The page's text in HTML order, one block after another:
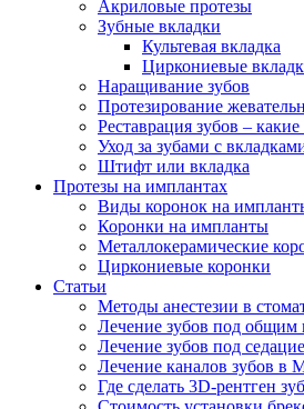
Акриловые протезы
Зубные вкладки
Культевая вкладка
Циркониевые
Наращивание зубов
Протезирование
Реставрация зубов –
Уход за зубами с
Штифт или вкладка
Протезы на имплантах
Виды коронок на
Коронки на импланты
Металлокерамические
Циркониевые коронки
Статьи
Методы анестезии в
Лечение зубов под общим
Лечение зубов под
Лечение каналов зубов в
Где сделать 3D-рентген